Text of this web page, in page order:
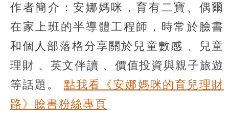
作者簡介：安娜媽咪，育有二寶、偶爾
在家上班的半導體工程師，時常於臉書
和個人部落格分享關於兒童數感 、兒童
理財 、英文伴讀 、價值投資與親子旅遊
等話題。 點我看《安娜媽咪的育兒理財
路》臉書粉絲專頁